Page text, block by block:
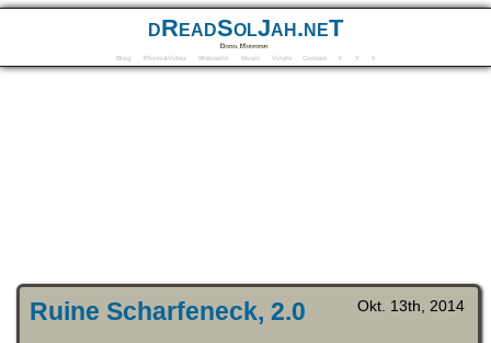
dReadSolJah.neT
Digital Mindforms
Blog Photo&Video Webradio Music Vinyls Contact F Y S
Okt. 13th, 2014
Ruine Scharfeneck, 2.0